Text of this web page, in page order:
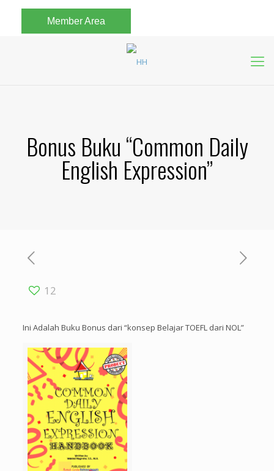
Member Area
Bonus Buku “Common Daily
English Expression”
12
Ini Adalah Buku Bonus dari “konsep Belajar TOEFL dari NOL”